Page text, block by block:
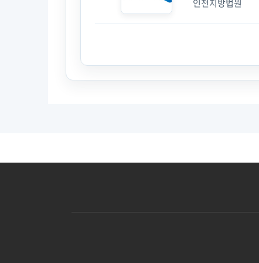
인천지방법원